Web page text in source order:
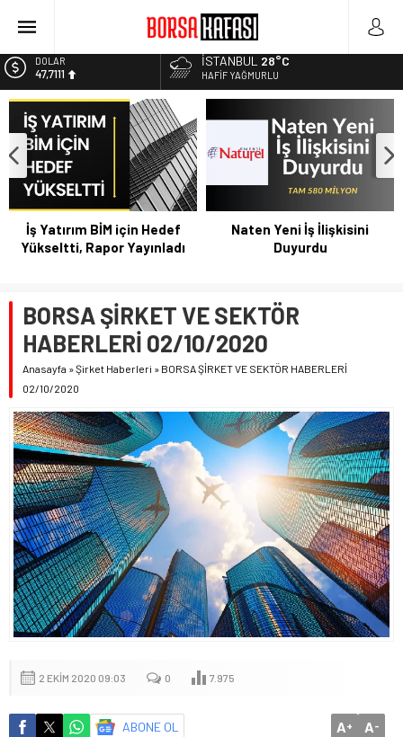
Kayseri Şeker Fabrika İnşaatının Temelini Atıyor
Haftanın En Çok Kazandıran Yatırım Aracı
Bitcoin Halving Sonrası Kripto Para Piyasası
2027 Borsa Yatırımları: Akıllı Portföy Stratejileri
EURO
55,1881
ALTIN
6.660,55
BİST
13.779,39
DOLAR
47,7111
İSTANBUL 28°C
HAFIF YAĞMURLU
İş Yatırım BİM için Hedef
Yükseltti, Rapor Yayınladı
Naten Yeni İş İlişkisini
Duyurdu
BORSA ŞİRKET VE SEKTÖR
HABERLERİ 02/10/2020
Anasayfa »Şirket Haberleri » BORSA ŞİRKET VE SEKTÖR HABERLERİ
02/10/2020
2 EKIM 2020 09:03 0 7.975
ABONE OL A+ A-